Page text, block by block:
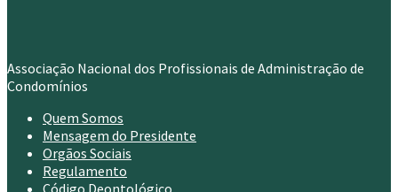
Associação Nacional dos Profissionais de Administração de
Condomínios
Quem Somos
Mensagem do Presidente
Orgãos Sociais
Regulamento
Código Deontológico